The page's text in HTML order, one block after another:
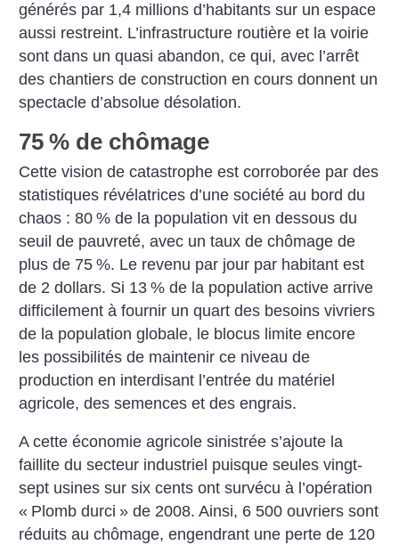
générés par 1,4 millions d’habitants sur un espace
aussi restreint. L’infrastructure routière et la voirie
sont dans un quasi abandon, ce qui, avec l’arrêt
des chantiers de construction en cours donnent un
spectacle d’absolue désolation.
75 % de chômage
Cette vision de catastrophe est corroborée par des
statistiques révélatrices d’une société au bord du
chaos : 80 % de la population vit en dessous du
seuil de pauvreté, avec un taux de chômage de
plus de 75 %. Le revenu par jour par habitant est
de 2 dollars. Si 13 % de la population active arrive
difficilement à fournir un quart des besoins vivriers
de la population globale, le blocus limite encore
les possibilités de maintenir ce niveau de
production en interdisant l’entrée du matériel
agricole, des semences et des engrais.
A cette économie agricole sinistrée s’ajoute la
faillite du secteur industriel puisque seules vingt-
sept usines sur six cents ont survécu à l’opération
« Plomb durci » de 2008. Ainsi, 6 500 ouvriers sont
réduits au chômage, engendrant une perte de 120